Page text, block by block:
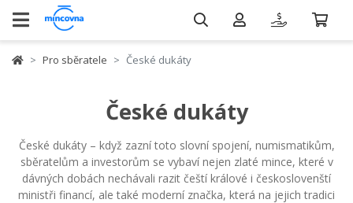
Pro sběratele České dukáty
České dukáty
České dukáty – když zazní toto slovní spojení, numismatikům,
sběratelům a investorům se vybaví nejen zlaté mince, které v
dávných dobách nechávali razit čeští králové i českoslovenští
ministři financí, ale také moderní značka, která na jejich tradici